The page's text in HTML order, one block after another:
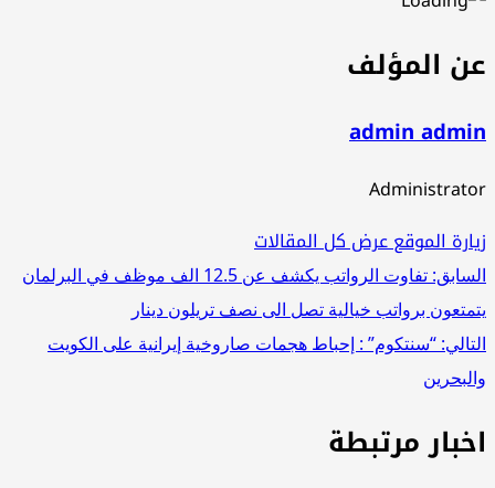
عن المؤلف
admin admin
Administrator
زيارة الموقععرض كل المقالات
تصفّح
المقالات
السابق:
تفاوت الرواتب يكشف عن 12.5 الف موظف في البرلمان
يتمتعون برواتب خيالية تصل الى نصف تريلون دينار
التالي: “سنتكوم” : إحباط هجمات صاروخية إيرانية على الكويت
والبحرين
اخبار مرتبطة